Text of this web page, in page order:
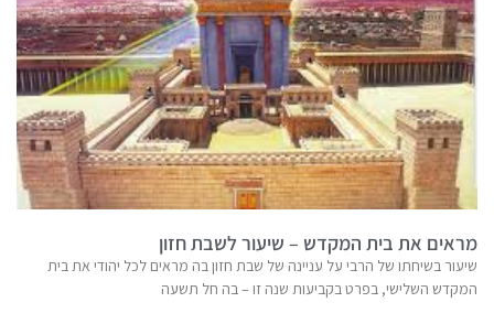
מראים את בית המקדש – שיעור לשבת חזון
שיעור בשיחתו של הרבי על עניינה של שבת חזון בה מראים לכל יהודי את בית
המקדש השלישי, בפרט בקביעות שנה זו – בה חל תשעה